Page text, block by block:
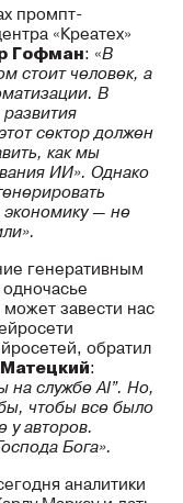
промпт-
«Креатех»
Гофман: «В
стоит человек, а
В
сектор должен
как мы
ИИ». Однако
— не
генеративным
завести нас
обратил
:
на службе AI”. Но,
чтобы все было
у авторов.
Бога».
аналитики